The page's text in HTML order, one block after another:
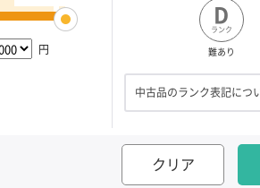
円
D
ランク
難あり
中古品のランク表記につ
クリア